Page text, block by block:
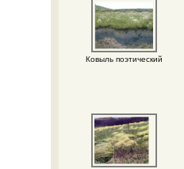
Ковыль поэтический